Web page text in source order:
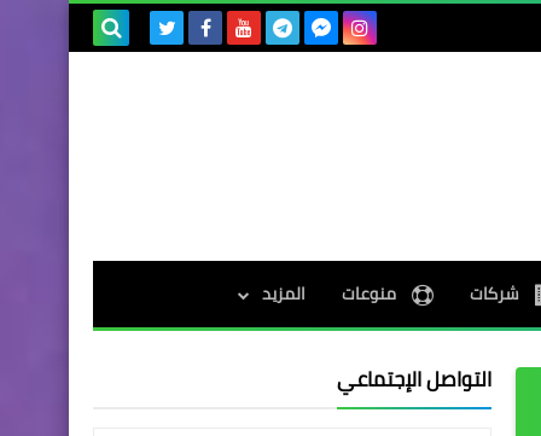
شركات منوعات المزيد
التواصل الإجتماعي